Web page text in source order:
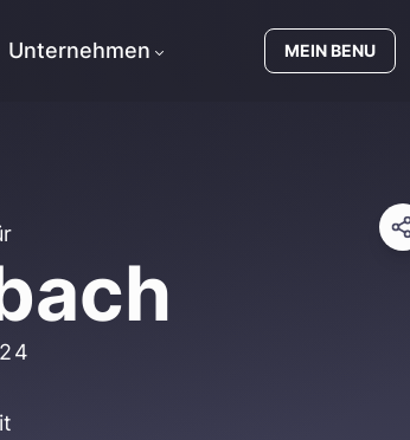
Unternehmen MEIN BENU